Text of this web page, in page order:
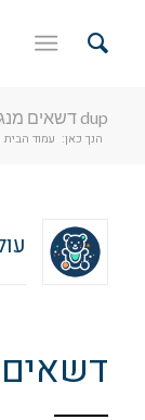
dup דשאים מנגנים
הנך כאן: עמוד הבית
דשאים